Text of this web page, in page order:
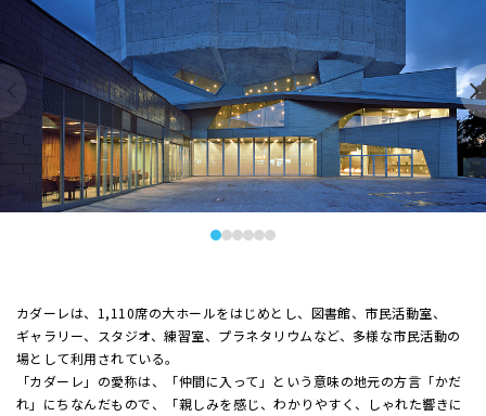
カダーレは、1,110席の大ホールをはじめとし、図書館、市民活動室、
ギャラリー、スタジオ、練習室、プラネタリウムなど、多様な市民活動の
場として利用されている。
「カダーレ」の愛称は、「仲間に入って」という意味の地元の方言「かだ
れ」にちなんだもので、「親しみを感じ、わかりやすく、しゃれた響きに